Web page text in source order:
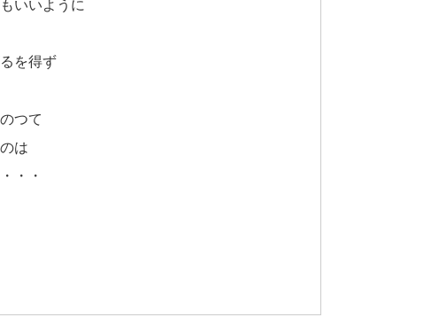
いいように
を得ず
つて
は
・・